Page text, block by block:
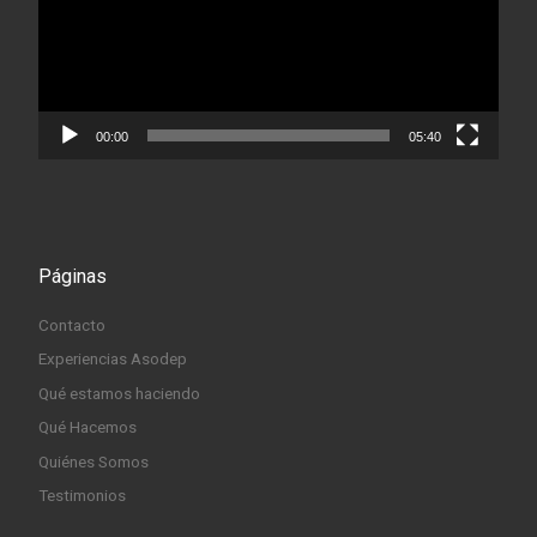
00:00 05:40
Páginas
Contacto
Experiencias Asodep
Qué estamos haciendo
Qué Hacemos
Quiénes Somos
Testimonios